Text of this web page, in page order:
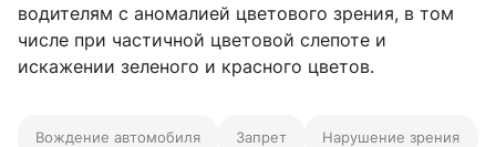
водителям с аномалией цветового зрения, в том
числе при частичной цветовой слепоте и
искажении зеленого и красного цветов.
Вождение автомобиля Запрет Нарушение зрения